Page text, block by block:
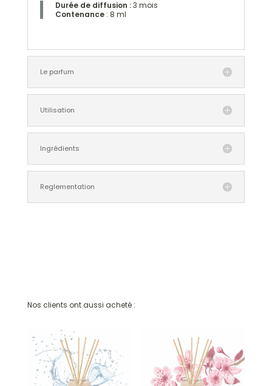
Durée de diffusion :3 mois
Contenance: 8 ml
Le parfum
Utilisation
Ingrédients
Reglementation
Nos clients ont aussi acheté :